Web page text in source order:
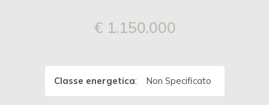
€ 1.150.000
Classe energetica: Non Specificato